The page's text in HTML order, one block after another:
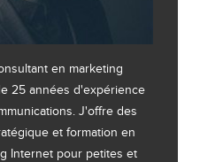
en marketing
25 années d'expérience
J'offre des
et formation en
Internet pour petites et